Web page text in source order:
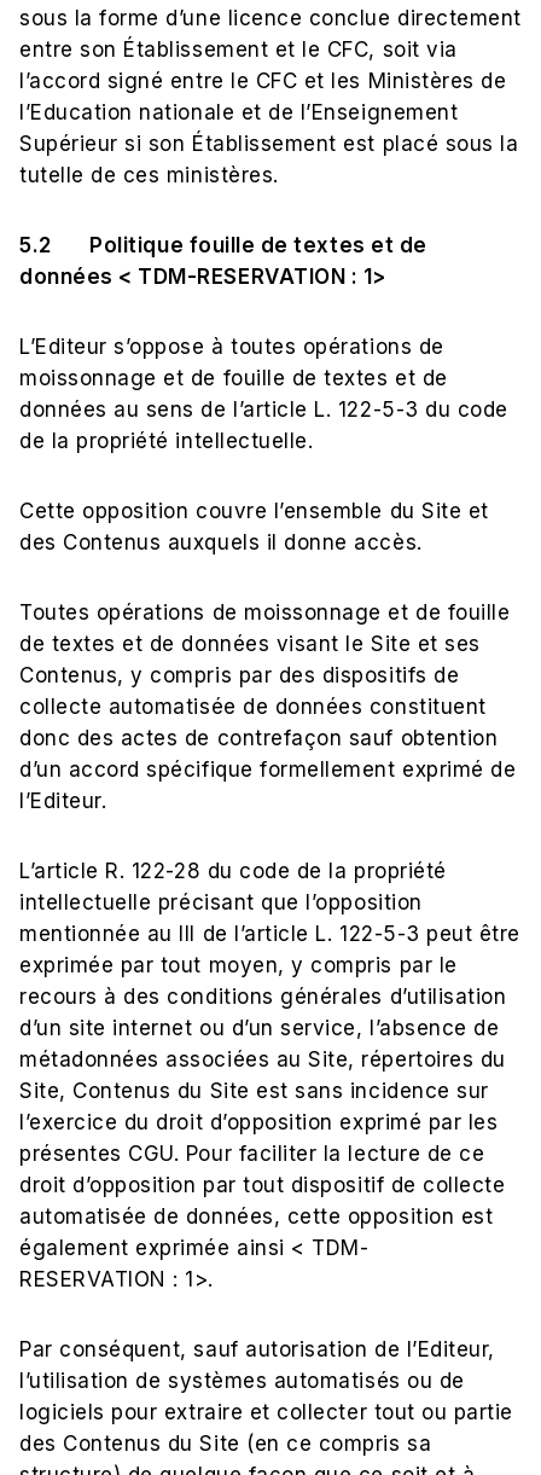
sous la forme d’une licence conclue directement
entre son Établissement et le CFC, soit via
l’accord signé entre le CFC et les Ministères de
l’Education nationale et de l’Enseignement
Supérieur si son Établissement est placé sous la
tutelle de ces ministères.
5.2 Politique fouille de textes et de
données < TDM-RESERVATION : 1>
L’Editeur s’oppose à toutes opérations de
moissonnage et de fouille de textes et de
données au sens de l’article L. 122-5-3 du code
de la propriété intellectuelle.
Cette opposition couvre l’ensemble du Site et
des Contenus auxquels il donne accès.
Toutes opérations de moissonnage et de fouille
de textes et de données visant le Site et ses
Contenus, y compris par des dispositifs de
collecte automatisée de données constituent
donc des actes de contrefaçon sauf obtention
d’un accord spécifique formellement exprimé de
l’Editeur.
L’article R. 122-28 du code de la propriété
intellectuelle précisant que l’opposition
mentionnée au III de l’article L. 122-5-3 peut être
exprimée par tout moyen, y compris par le
recours à des conditions générales d’utilisation
d’un site internet ou d’un service, l’absence de
métadonnées associées au Site, répertoires du
Site, Contenus du Site est sans incidence sur
l’exercice du droit d’opposition exprimé par les
présentes CGU. Pour faciliter la lecture de ce
droit d’opposition par tout dispositif de collecte
automatisée de données, cette opposition est
également exprimée ainsi < TDM-
RESERVATION : 1>.
Par conséquent, sauf autorisation de l’Editeur,
l’utilisation de systèmes automatisés ou de
logiciels pour extraire et collecter tout ou partie
des Contenus du Site (en ce compris sa